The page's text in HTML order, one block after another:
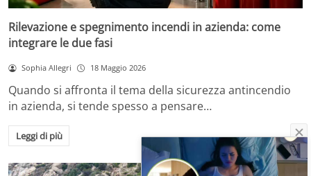
Rilevazione e spegnimento incendi in azienda: come
integrare le due fasi
Sophia Allegri 18 Maggio 2026
Quando si affronta il tema della sicurezza antincendio
in azienda, si tende spesso a pensare…
Leggi di più